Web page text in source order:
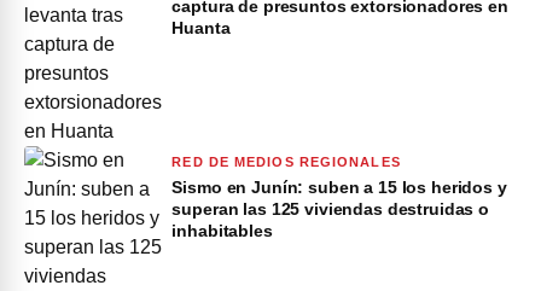
captura de presuntos extorsionadores en
Huanta
RED DE MEDIOS REGIONALES
Sismo en Junín: suben a 15 los heridos y
superan las 125 viviendas destruidas o
inhabitables